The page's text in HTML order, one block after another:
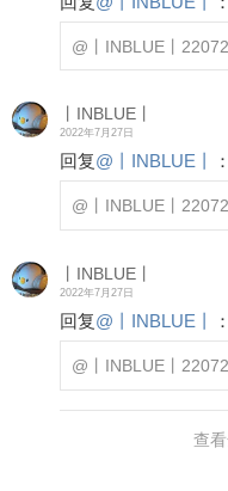
@丨INBLUE丨
丨INBLUE丨
2022年7月27日
回复@ 丨INBLUE丨 ：
@丨INBLUE丨
丨INBLUE丨
2022年7月27日
回复@ 丨INBLUE丨 ：
@丨INBLUE丨
查